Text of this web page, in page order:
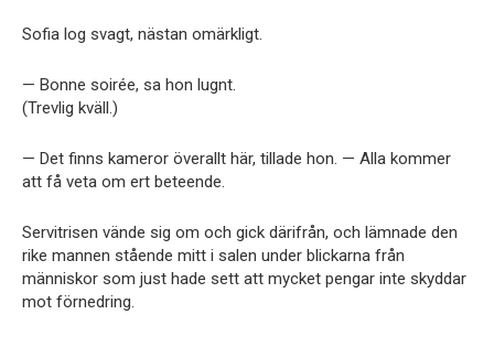
Sofia log svagt, nästan omärkligt.
— Bonne soirée, sa hon lugnt.
(Trevlig kväll.)
— Det finns kameror överallt här, tillade hon. — Alla kommer
att få veta om ert beteende.
Servitrisen vände sig om och gick därifrån, och lämnade den
rike mannen stående mitt i salen under blickarna från
människor som just hade sett att mycket pengar inte skyddar
mot förnedring.